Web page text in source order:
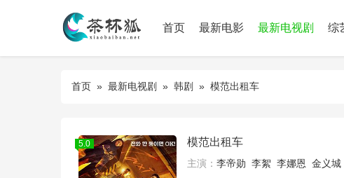
首页 最新电影 最新电视剧 综
首页 » 最新电视剧 » 韩剧 » 模范出租车
5.0 模范出租车
主演： 李帝勋 李絮 李娜恩
金义城